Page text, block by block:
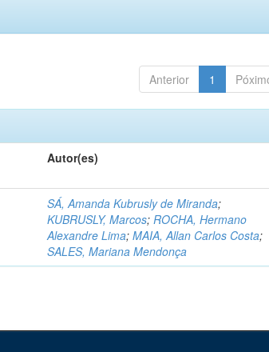
Anterior 1
Autor(es)
SÁ, Amanda Kubrusly de Miranda;
KUBRUSLY, Marcos;ROCHA, Hermano
Alexandre Lima;MAIA, Allan Carlos Costa;
SALES, Mariana Mendonça